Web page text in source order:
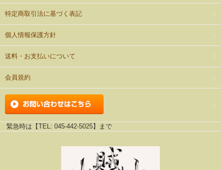
特定商取引法に基づく表記
個人情報保護方針
送料・お支払いについて
会員規約
緊急時は【TEL: 045-442-5025】まで